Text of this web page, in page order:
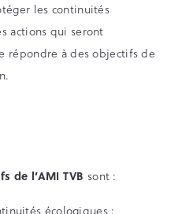
les continuités
actions qui seront
répondre à des objectifs de
de l’AMI TVB sont :
écologiques :